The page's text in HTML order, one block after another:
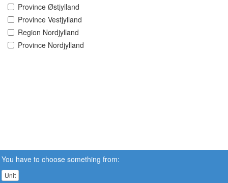
Province Østjylland
Province Vestjylland
Region Nordjylland
Province Nordjylland
You have to choose something from:
Unit